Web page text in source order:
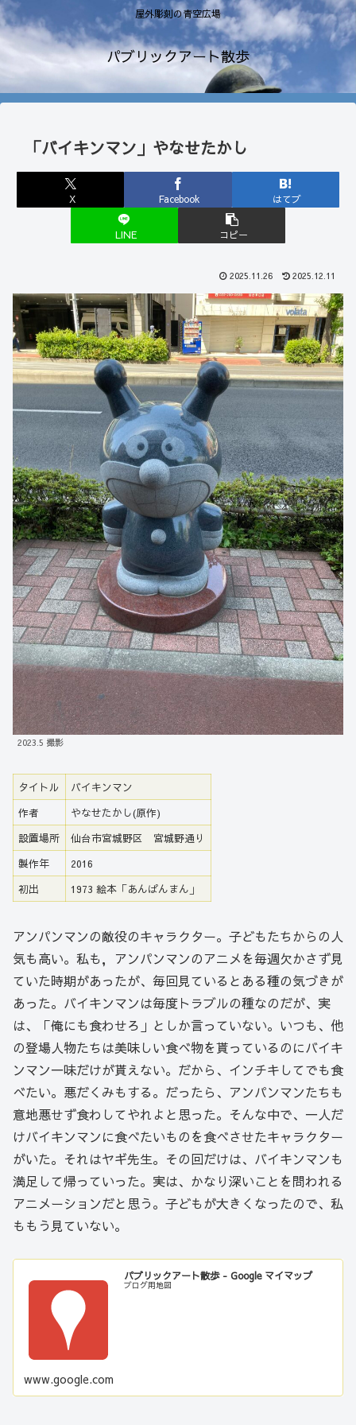
屋外彫刻の青空広場
パブリックアート散歩
「バイキンマン」やなせたかし
X Facebook はてブ
LINE コピー
2025.11.26 2025.12.11
2023.5 撮影
タイトル
バイキンマン
作者
やなせたかし(原作)
設置場所
仙台市宮城野区 宮城野通り
製作年
2016
初出
1973 絵本「あんぱんまん」
アンパンマンの敵役のキャラクター。子どもたちからの人
気も高い。私も，アンパンマンのアニメを毎週欠かさず見
ていた時期があったが、毎回見ているとある種の気づきが
あった。バイキンマンは毎度トラブルの種なのだが、実
は、「俺にも食わせろ」としか言っていない。いつも、他
の登場人物たちは美味しい食べ物を貰っているのにバイキ
ンマン一味だけが貰えない。だから、インチキしてでも食
べたい。悪だくみもする。だったら、アンパンマンたちも
意地悪せず食わしてやれよと思った。そんな中で、一人だ
けバイキンマンに食べたいものを食べさせたキャラクター
がいた。それはヤギ先生。その回だけは、バイキンマンも
満足して帰っていった。実は、かなり深いことを問われる
アニメーションだと思う。子どもが大きくなったので、私
ももう見ていない。
パブリックアート散歩 - Google マイマップ
ブログ用地図
www.google.com